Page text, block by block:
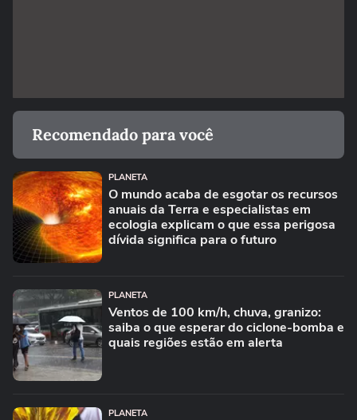
Recomendado para você
PLANETA
O mundo acaba de esgotar os recursos
anuais da Terra e especialistas em
ecologia explicam o que essa perigosa
dívida significa para o futuro
PLANETA
Ventos de 100 km/h, chuva, granizo:
saiba o que esperar do ciclone-bomba e
quais regiões estão em alerta
PLANETA